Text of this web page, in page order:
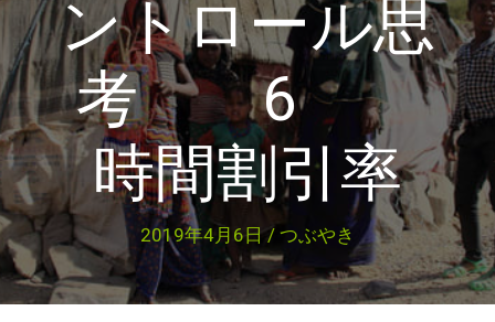
ントロール思
考 6
時間割引率
2019年4月6日/ つぶやき